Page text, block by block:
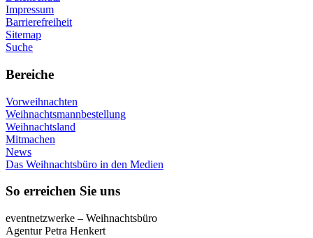
Impressum
Barrierefreiheit
Sitemap
Suche
Bereiche
Vorweihnachten
Weihnachtsmannbestellung
Weihnachtsland
Mitmachen
News
Das Weihnachtsbüro in den Medien
So erreichen Sie uns
eventnetzwerke – Weihnachtsbüro
Agentur Petra Henkert